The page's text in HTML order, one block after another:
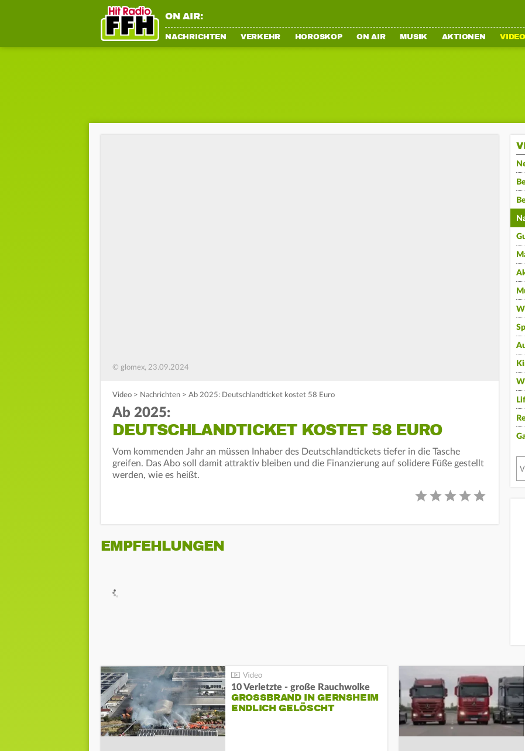
ON AIR:
NACHRICHTEN VERKEHR HOROSKOP ON AIR MUSIK AKTIONEN VIDEO
© glomex, 23.09.2024
Video > Nachrichten > Ab 2025: Deutschlandticket kostet 58 Euro
Ab 2025:
DEUTSCHLANDTICKET KOSTET 58 EURO
Vom kommenden Jahr an müssen Inhaber des Deutschlandtickets tiefer in die Tasche
greifen. Das Abo soll damit attraktiv bleiben und die Finanzierung auf solidere Füße gestellt
werden, wie es heißt.
EMPFEHLUNGEN
10 Verletzte - große Rauchwolke
GROSSBRAND IN GERNSHEIM E
NDLICH GELÖSCHT